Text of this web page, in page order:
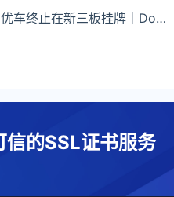
车终止在新三板挂牌｜Do早
信的SSL证书服务